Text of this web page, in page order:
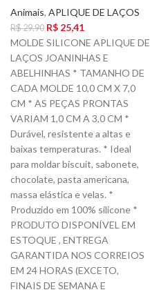
Animais, APLIQUE DE LAÇOS
R$29,90 R$ 25,41
MOLDE SILICONE APLIQUE DE
LAÇOS JOANINHAS E
ABELHINHAS * TAMANHO DE
CADA MOLDE 10,0 CM X 7,0
CM * AS PEÇAS PRONTAS
VARIAM 1,0 CM A 3,0 CM *
Durável, resistente a altas e
baixas temperaturas. * Ideal
para moldar biscuit, sabonete,
chocolate, pasta americana,
massa elástica e velas. *
Produzido em 100% silicone *
PRODUTO DISPONÍVEL EM
ESTOQUE , ENTREGA
GARANTIDA NOS CORREIOS
EM 24 HORAS (EXCETO,
FINAIS DE SEMANA E